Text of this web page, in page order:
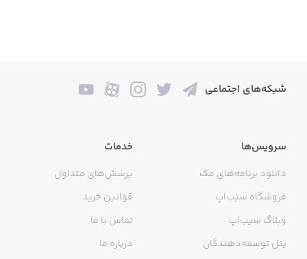
شبکه‌های اجتماعی
سرویس‌ها
دانلود برنامه‌های مک
فروشگاه سیب‌اپ
وبلاگ سیب‌اپ
پنل توسعه‌دهندگان
خدمات
پرسش‌های متداول
قوانین خرید
تماس با ما
درباره ما